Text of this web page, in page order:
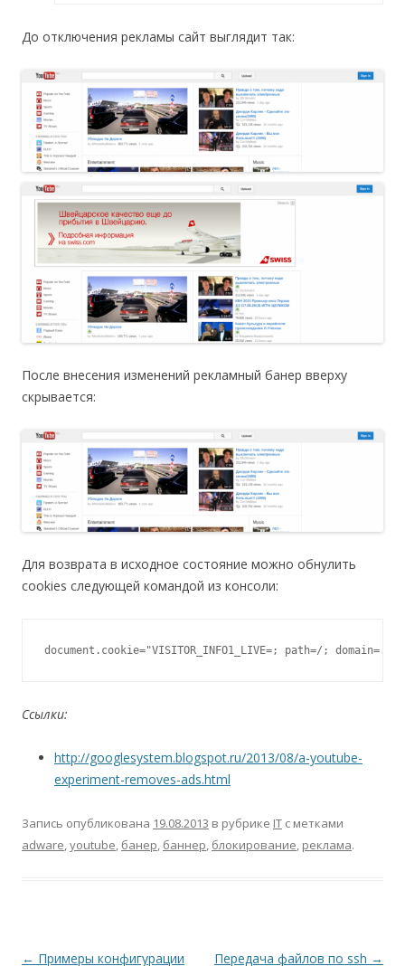
До отключения рекламы сайт выглядит так:
После внесения изменений рекламный банер вверху
скрывается:
Для возврата в исходное состояние можно обнулить
cookies следующей командой из консоли:
document.cookie="VISITOR_INFO1_LIVE=; path=/;
Ссылки:
http://googlesystem.blogspot.ru/2013/08/a-youtube-
experiment-removes-ads.html
Запись опубликована 19.08.2013 в рубрике IT с метками
adware,youtube, банер, баннер, блокирование, реклама.
Навигация
← Примеры конфигурации Передача файлов по ssh →